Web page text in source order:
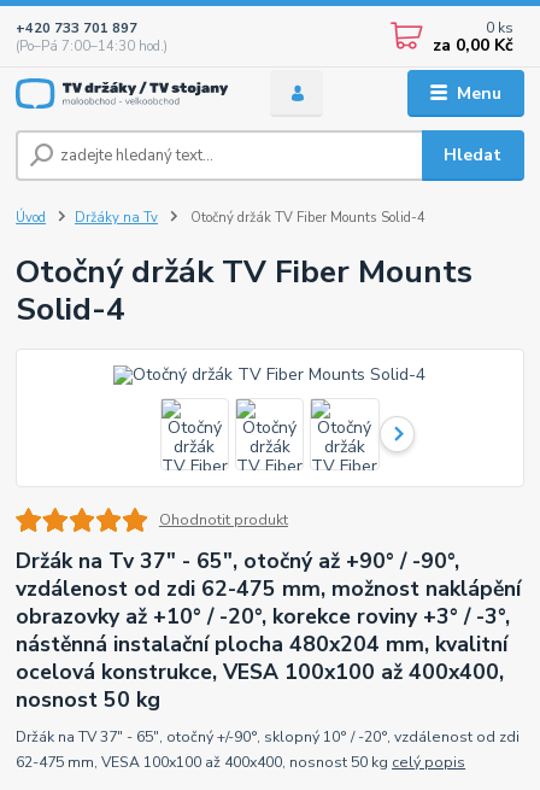
Menu
Hledat
+420 733 701 897
(Po–Pá 7:00–14:30 hod.)
0 ks
za 0,00 Kč
Úvod Držáky na Tv Otočný držák TV Fiber Mounts Solid-4
Otočný držák TV Fiber Mounts
Solid-4
Ohodnotit produkt
Držák na Tv 37" - 65", otočný až +90° / -90°,
vzdálenost od zdi 62-475 mm, možnost naklápění
obrazovky až +10° / -20°, korekce roviny +3° / -3°,
nástěnná instalační plocha 480x204 mm, kvalitní
ocelová konstrukce, VESA 100x100 až 400x400,
nosnost 50 kg
Držák na TV 37" - 65", otočný +/-90°, sklopný 10° / -20°, vzdálenost od zdi
62-475 mm, VESA 100x100 až 400x400, nosnost 50 kg celý popis